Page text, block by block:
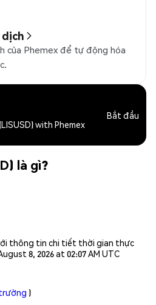
của Phemex để tự động hóa
with Phemex
Bắt đầu
là gì?
thông tin chi tiết thời gian thực
8, 2026 at 02:07 AM UTC
)